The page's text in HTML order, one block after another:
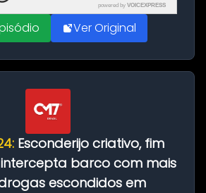
powered by VOICEXPRESS
Ver Original
Esconderijo criativo, fim
intercepta barco com mais
escondidos em